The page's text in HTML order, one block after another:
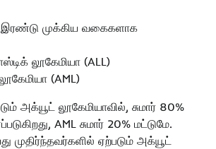
இரண்டு முக்கிய வகைகளாக
லூகேமியா (ALL)
(AML)
அக்யூட் லூகேமியாவில், சுமார் 80%
AML சுமார் 20% மட்டுமே.
முதிர்ந்தவர்களில் ஏற்படும் அக்யூட்